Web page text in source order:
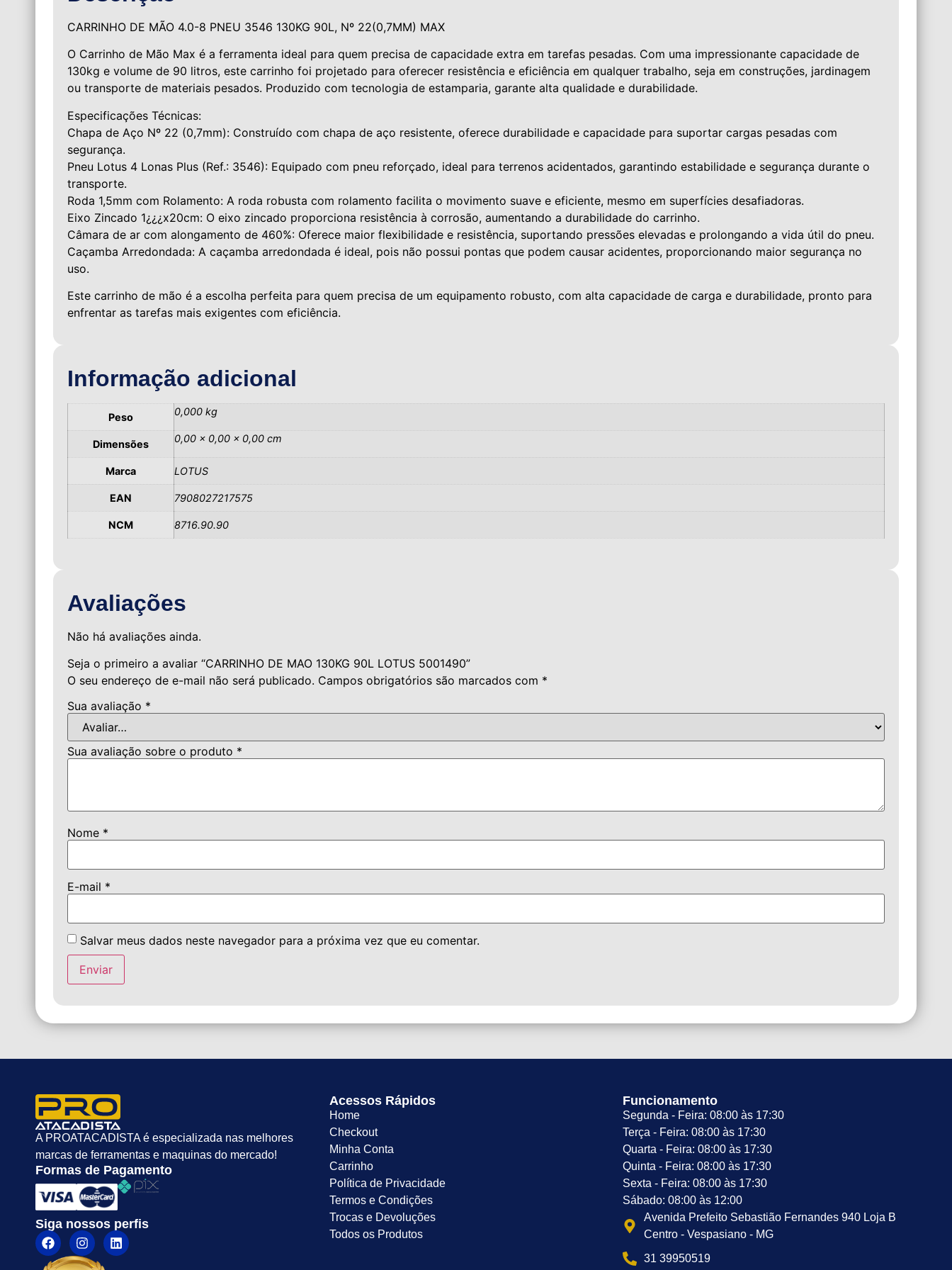
CARRINHO DE MÃO 4.0-8 PNEU 3546 130KG 90L, Nº 22(0,7MM) MAX
O Carrinho de Mão Max é a ferramenta ideal para quem precisa de capacidade extra em tarefas pesadas. Com uma impressionante capacidade de
130kg e volume de 90 litros, este carrinho foi projetado para oferecer resistência e eficiência em qualquer trabalho, seja em construções, jardinagem
ou transporte de materiais pesados. Produzido com tecnologia de estamparia, garante alta qualidade e durabilidade.
Especificações Técnicas:
Chapa de Aço Nº 22 (0,7mm): Construído com chapa de aço resistente, oferece durabilidade e capacidade para suportar cargas pesadas com
segurança.
Pneu Lotus 4 Lonas Plus (Ref.: 3546): Equipado com pneu reforçado, ideal para terrenos acidentados, garantindo estabilidade e segurança durante o
transporte.
Roda 1,5mm com Rolamento: A roda robusta com rolamento facilita o movimento suave e eficiente, mesmo em superfícies desafiadoras.
Eixo Zincado 1¿¿¿x20cm: O eixo zincado proporciona resistência à corrosão, aumentando a durabilidade do carrinho.
Câmara de ar com alongamento de 460%: Oferece maior flexibilidade e resistência, suportando pressões elevadas e prolongando a vida útil do pneu.
Caçamba Arredondada: A caçamba arredondada é ideal, pois não possui pontas que podem causar acidentes, proporcionando maior segurança no
uso.
Este carrinho de mão é a escolha perfeita para quem precisa de um equipamento robusto, com alta capacidade de carga e durabilidade, pronto para
enfrentar as tarefas mais exigentes com eficiência.
Informação adicional
Peso 0,000 kg
Dimensões 0,00 × 0,00 × 0,00 cm
Marca LOTUS
EAN 7908027217575
NCM 8716.90.90
Avaliações
Não há avaliações ainda.
Seja o primeiro a avaliar “CARRINHO DE MAO 130KG 90L LOTUS 5001490”
O seu endereço de e-mail não será publicado. Campos obrigatórios são marcados com *
Sua avaliação *
Sua avaliação sobre o produto *
Nome *
E-mail *
Salvar meus dados neste navegador para a próxima vez que eu comentar.
A PROATACADISTA é especializada nas melhores
marcas de ferramentas e maquinas do mercado!
Formas de Pagamento
Siga nossos perfis
Acessos Rápidos
Home
Checkout
Minha Conta
Carrinho
Política de Privacidade
Termos e Condições
Trocas e Devoluções
Todos os Produtos
Funcionamento
Segunda - Feira: 08:00 às 17:30
Terça - Feira: 08:00 às 17:30
Quarta - Feira: 08:00 às 17:30
Quinta - Feira: 08:00 às 17:30
Sexta - Feira: 08:00 às 17:30
Sábado: 08:00 às 12:00
Avenida Prefeito Sebastião Fernandes 940 Loja B
Centro - Vespasiano - MG
31 39950519